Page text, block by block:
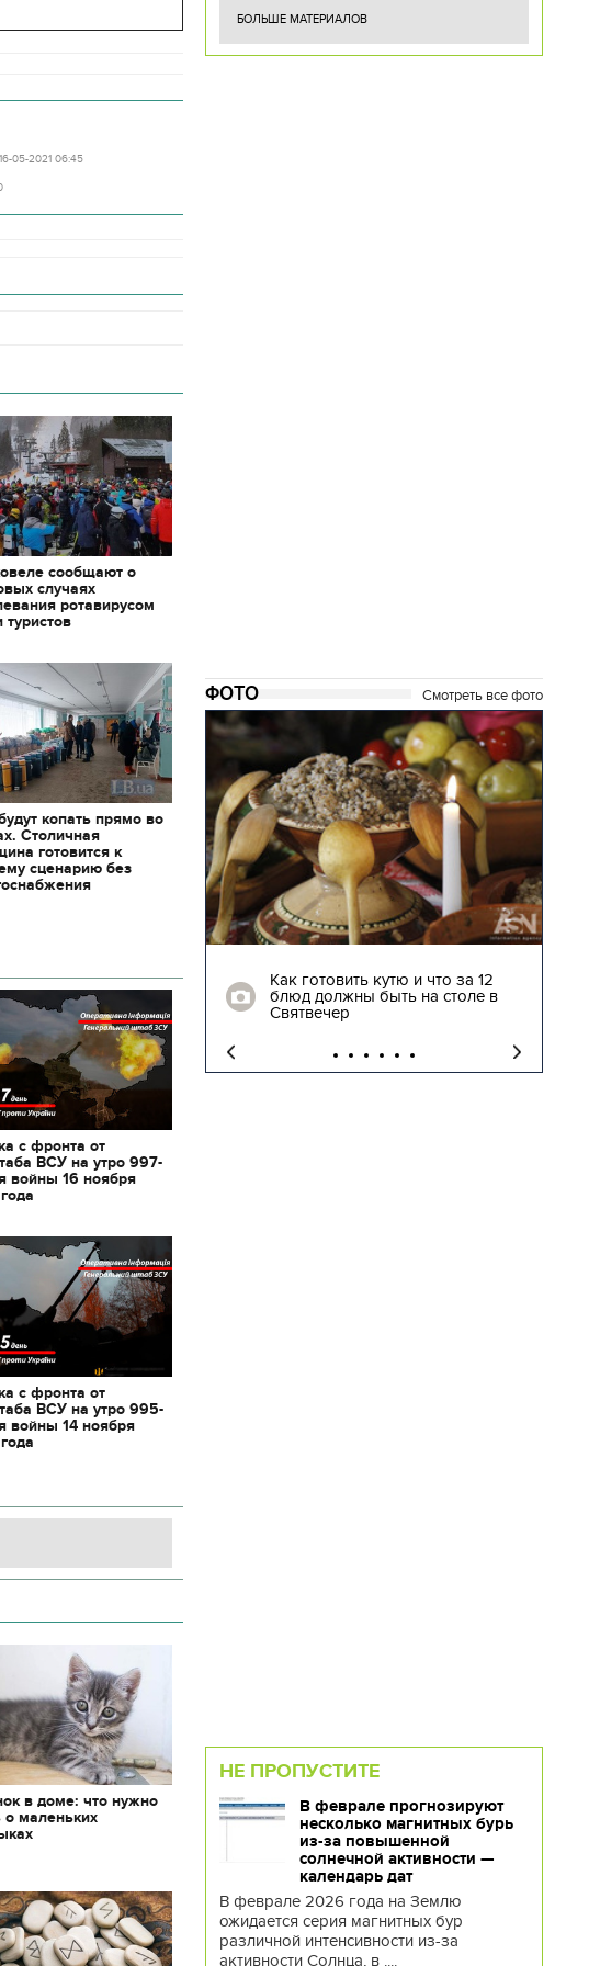
05-2021 06:45
сообщают о
случаях
ротавирусом
туристов
копать прямо во
Столичная
готовится к
сценарию без
с фронта от
ВСУ на утро 997-
войны 16 ноября
с фронта от
ВСУ на утро 995-
войны 14 ноября
в доме: что нужно
о маленьких
БОЛЬШЕ МАТЕРИАЛОВ
ФОТО Смотреть все фото
как выглядят
к фильму
застава"
Как готовить кутю и что за 12
блюд должны быть на столе в
Святвечер
НЕ ПРОПУСТИТЕ
В феврале прогнозируют
несколько магнитных бурь
из-за повышенной
солнечной активности —
календарь дат
В феврале 2026 года на Землю
ожидается серия магнитных бур
различной интенсивности из-за
активности Солнца, в ....